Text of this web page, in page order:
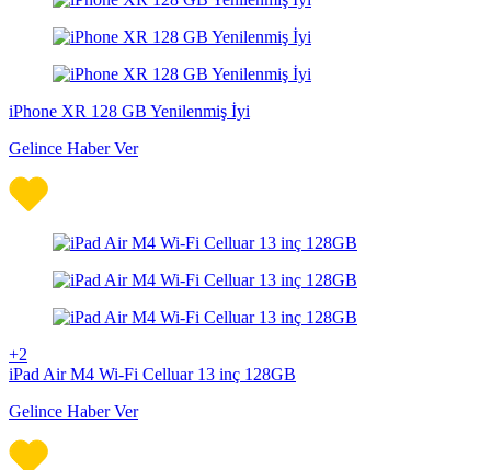
iPhone XR 128 GB Yenilenmiş İyi
Gelince Haber Ver
+2
iPad Air M4 Wi-Fi Celluar 13 inç 128GB
Gelince Haber Ver